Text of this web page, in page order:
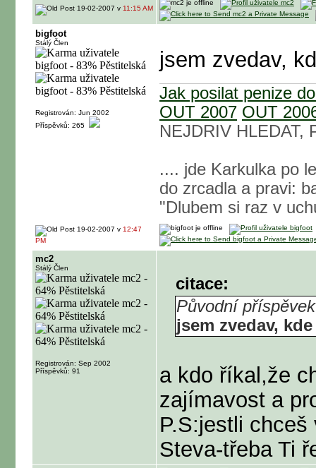
19-02-2007 v 11:15 AM
bigfoot
Stálý Člen
Registrován: Jun 2002
Příspěvků: 265
jsem zvedav,
Jak posilat penize
OUT 2007 OUT
NEJDRIV HLEDAT,
.... jde Karkulka po
do zrcadla a pravi:
"Dlubem si raz v
19-02-2007 v 12:47
PM
mc2
Stálý Člen
Registrován: Sep 2002
Příspěvků: 91
citace:
Původní
jsem zvedav,
a kdo říkal,že
zajímavost a
P.S:jestli
Steva-třeba Ti